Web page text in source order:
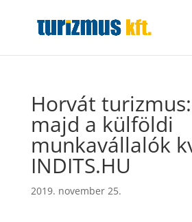
Horvát
majd a külföldi
munkavállalók
INDITS.HU
2019. november 25.